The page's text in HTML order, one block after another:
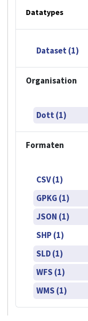
Datatypes
Dataset (1)
Organisation
Dott (1)
Formaten
CSV (1)
GPKG (1)
JSON (1)
SHP (1)
SLD (1)
WFS (1)
WMS (1)